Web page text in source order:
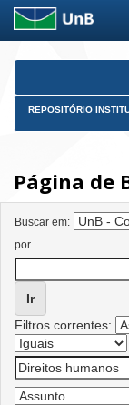
Skip
REPOSITÓRIO
Página de
Buscar em:
por
Filtros correntes: